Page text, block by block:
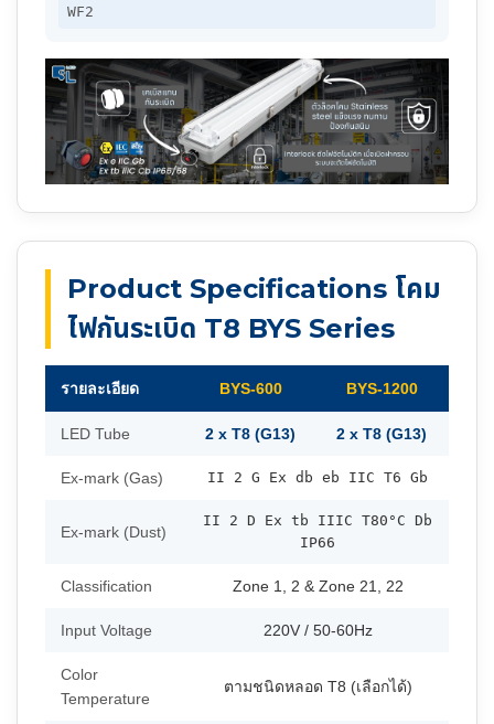
WF2
Product Specifications โคม
ไฟกันระเบิด T8 BYS Series
รายละเอียด BYS-600 BYS-1200
LED Tube 2 x T8 (G13) 2 x T8 (G13)
Ex-mark (Gas) II 2 G Ex db eb IIC T6 Gb
Ex-mark (Dust)
II 2 D Ex tb IIIC T80°C Db
IP66
Classification Zone 1, 2 & Zone 21, 22
Input Voltage 220V / 50-60Hz
Color
Temperature
ตามชนิดหลอด T8 (เลือกได้)